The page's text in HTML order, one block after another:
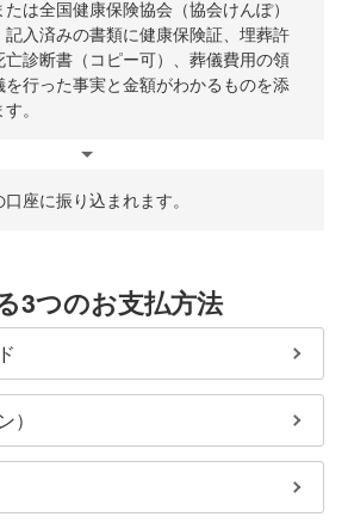
は全国健康保険協会（協会けんぽ）
記入済みの書類に健康保険証、埋葬許
診断書（コピー可）、葬儀費用の領
を行った事実と金額がわかるものを添
。
座に振り込まれます。
3つのお支払方法
）